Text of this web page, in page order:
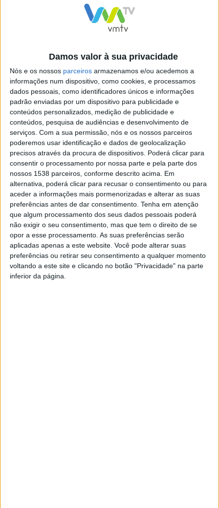
Damos valor à sua privacidade
Nós e os nossos parceiros armazenamos e/ou acedemos a
informações num dispositivo, como cookies, e processamos
dados pessoais, como identificadores únicos e informações
padrão enviadas por um dispositivo para publicidade e
conteúdos personalizados, medição de publicidade e
conteúdos, pesquisa de audiências e desenvolvimento de
serviços. Com a sua permissão, nós e os nossos parceiros
poderemos usar identificação e dados de geolocalização
precisos através da procura de dispositivos. Poderá clicar para
consentir o processamento por nossa parte e pela parte dos
nossos 1538 parceiros, conforme descrito acima. Em
alternativa, poderá clicar para recusar o consentimento ou para
aceder a informações mais pormenorizadas e alterar as suas
preferências antes de dar consentimento. Tenha em atenção
que algum processamento dos seus dados pessoais poderá
não exigir o seu consentimento, mas que tem o direito de se
opor a esse processamento. As suas preferências serão
aplicadas apenas a este website. Você pode alterar suas
preferências ou retirar seu consentimento a qualquer momento
voltando a este site e clicando no botão "Privacidade" na parte
inferior da página.
valorização das ruas, recantos e praças destes espaços
urbanos, nomeadamente nas áreas de menor
atratividade.
A atividade tem enriquecido a qualidade da experiência
turística de quem passa por Barcelos e valorizado a
qualidade da imagem turística da cidade, com ganhos
para o seu posicionamento turístico na região.
Os premiados poderão receber, no concurso individual,
desde 600€ (1.º prémio) até 75€ (20.º prémio). Já no
concurso coletivo, a melhor rua e o melhor
largo/campo serão contemplados com 400€.
Para efeitos de avaliação, o júri terá em atenção a
riqueza e harmonia do conjunto floral atendendo à